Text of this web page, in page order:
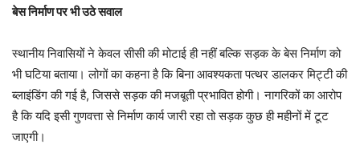
बेस निर्माण पर भी उठे सवाल
स्थानीय निवासियों ने केवल सीसी की मोटाई ही नहीं बल्कि सड़क के बेस निर्माण को
भी घटिया बताया। लोगों का कहना है कि बिना आवश्यकता पत्थर डालकर मिट्टी की
ब्लाइंडिंग की गई है, जिससे सड़क की मजबूती प्रभावित होगी। नागरिकों का आरोप
है कि यदि इसी गुणवत्ता से निर्माण कार्य जारी रहा तो सड़क कुछ ही महीनों में टूट
जाएगी।